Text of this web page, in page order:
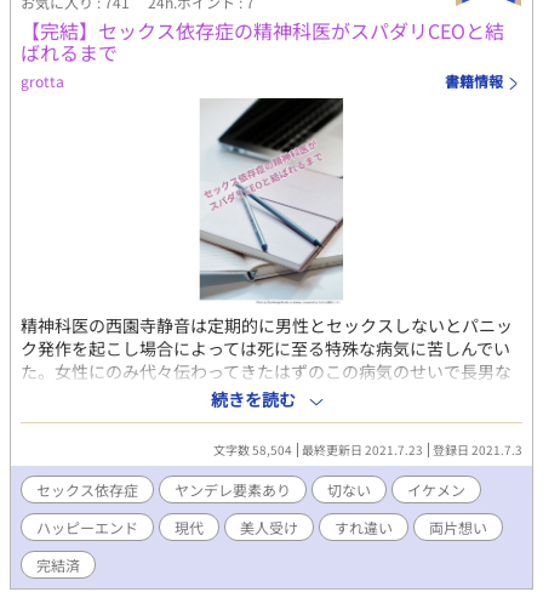
らだらと書き綴っていたものの供養です。需要があれば続編を書
きます。
【完結】セックス依存症の精神科医がスパダリCEOと結
ばれるまで
grotta 書籍情報
精神科医の西園寺静音は定期的に男性とセックスしないとパニッ
ク発作を起こし場合によっては死に至る特殊な病気に苦しんでい
た。女性にのみ代々伝わってきたはずのこの病気のせいで長男な
のにも関わらず当主への道が断たれた。 家で厄介者扱いされなが
ら育った静音は高校時代には劣等感から自らの美貌を利用して男
子生徒を誘惑する遊びに耽る。 その後医大に進学し、病の発症を
迎えると静音はセックス依存の症状に苦しみ、複数の男と寝るよ
うになる。 クリニックを開業した32歳現在、セックスの相手を見
つけては毎週水曜の休診日に男を連れ込んでいる静音。ある日弟
に参列を頼まれたパーティで高校時代自分に全く見向きもしなか
った東郷雅貴に再会する。 東郷グループのCEOとなり成功を収め
ている美丈夫に静音はなぜか心を乱された。 歪んだ欲望と捩れた
続きを読む
文字数 58,504 最終更新日 2021.7.23 登録日 2021.7.3
セックス依存症 ヤンデレ要素あり 切ない
イケメン
ハッピーエンド
現代 美人受け すれ違い
両片想い
完結済